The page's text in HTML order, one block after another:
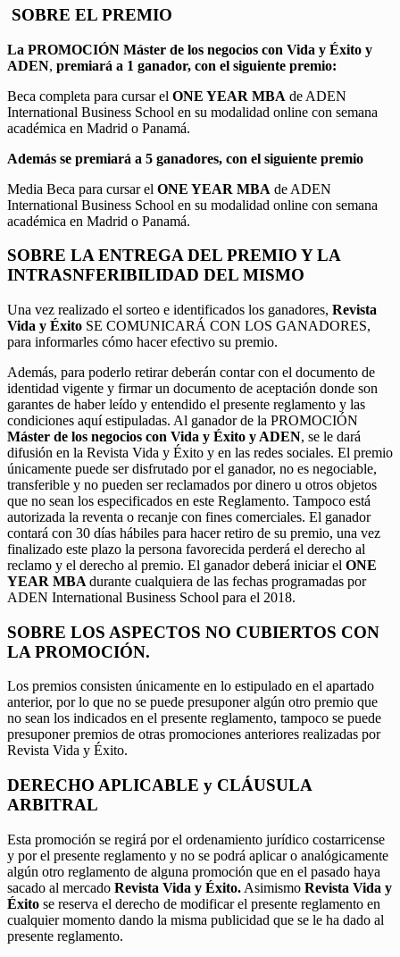
SOBRE EL PREMIO
La PROMOCIÓN Máster de los negocios con Vida y Éxito y
ADEN, premiará a 1 ganador, con el siguiente premio:
Beca completa para cursar el ONE YEAR MBA de ADEN
International Business School en su modalidad online con semana
académica en Madrid o Panamá.
Además se premiará a 5 ganadores, con el siguiente premio
Media Beca para cursar el ONE YEAR MBA de ADEN
International Business School en su modalidad online con semana
académica en Madrid o Panamá.
SOBRE LA ENTREGA DEL PREMIO Y LA
INTRASNFERIBILIDAD DEL MISMO
Una vez realizado el sorteo e identificados los ganadores, Revista
Vida y Éxito SE COMUNICARÁ CON LOS GANADORES,
para informarles cómo hacer efectivo su premio.
Además, para poderlo retirar deberán contar con el documento de
identidad vigente y firmar un documento de aceptación donde son
garantes de haber leído y entendido el presente reglamento y las
condiciones aquí estipuladas. Al ganador de la PROMOCIÓN
Máster de los negocios con Vida y Éxito y ADEN, se le dará
difusión en la Revista Vida y Éxito y en las redes sociales. El premio
únicamente puede ser disfrutado por el ganador, no es negociable,
transferible y no pueden ser reclamados por dinero u otros objetos
que no sean los especificados en este Reglamento. Tampoco está
autorizada la reventa o recanje con fines comerciales. El ganador
contará con 30 días hábiles para hacer retiro de su premio, una vez
finalizado este plazo la persona favorecida perderá el derecho al
reclamo y el derecho al premio. El ganador deberá iniciar el ONE
YEAR MBA durante cualquiera de las fechas programadas por
ADEN International Business School para el 2018.
SOBRE LOS ASPECTOS NO CUBIERTOS CON
LA PROMOCIÓN.
Los premios consisten únicamente en lo estipulado en el apartado
anterior, por lo que no se puede presuponer algún otro premio que
no sean los indicados en el presente reglamento, tampoco se puede
presuponer premios de otras promociones anteriores realizadas por
Revista Vida y Éxito.
DERECHO APLICABLE y CLÁUSULA
ARBITRAL
Esta promoción se regirá por el ordenamiento jurídico costarricense
y por el presente reglamento y no se podrá aplicar o analógicamente
algún otro reglamento de alguna promoción que en el pasado haya
sacado al mercado Revista Vida y Éxito. Asimismo Revista Vida y
Éxito se reserva el derecho de modificar el presente reglamento en
cualquier momento dando la misma publicidad que se le ha dado al
presente reglamento.